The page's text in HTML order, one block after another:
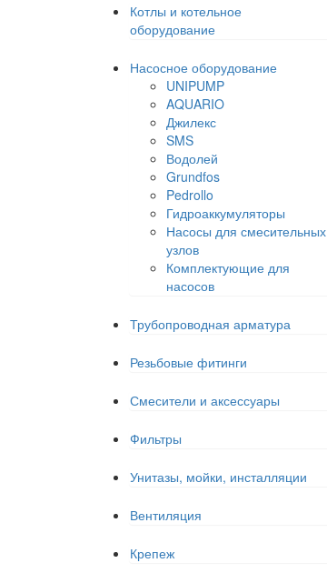
Котлы и котельное
оборудование
Насосное оборудование
UNIPUMP
AQUARIO
Джилекс
SMS
Водолей
Grundfos
Pedrollo
Гидроаккумуляторы
Насосы для смесительных
узлов
Комплектующие для
насосов
Трубопроводная арматура
Резьбовые фитинги
Смесители и аксессуары
Фильтры
Унитазы, мойки, инсталляции
Вентиляция
Крепеж